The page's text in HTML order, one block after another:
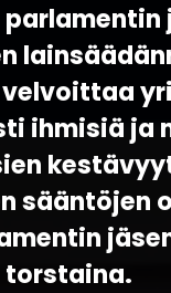
ihmisiä ja
sääntöjen